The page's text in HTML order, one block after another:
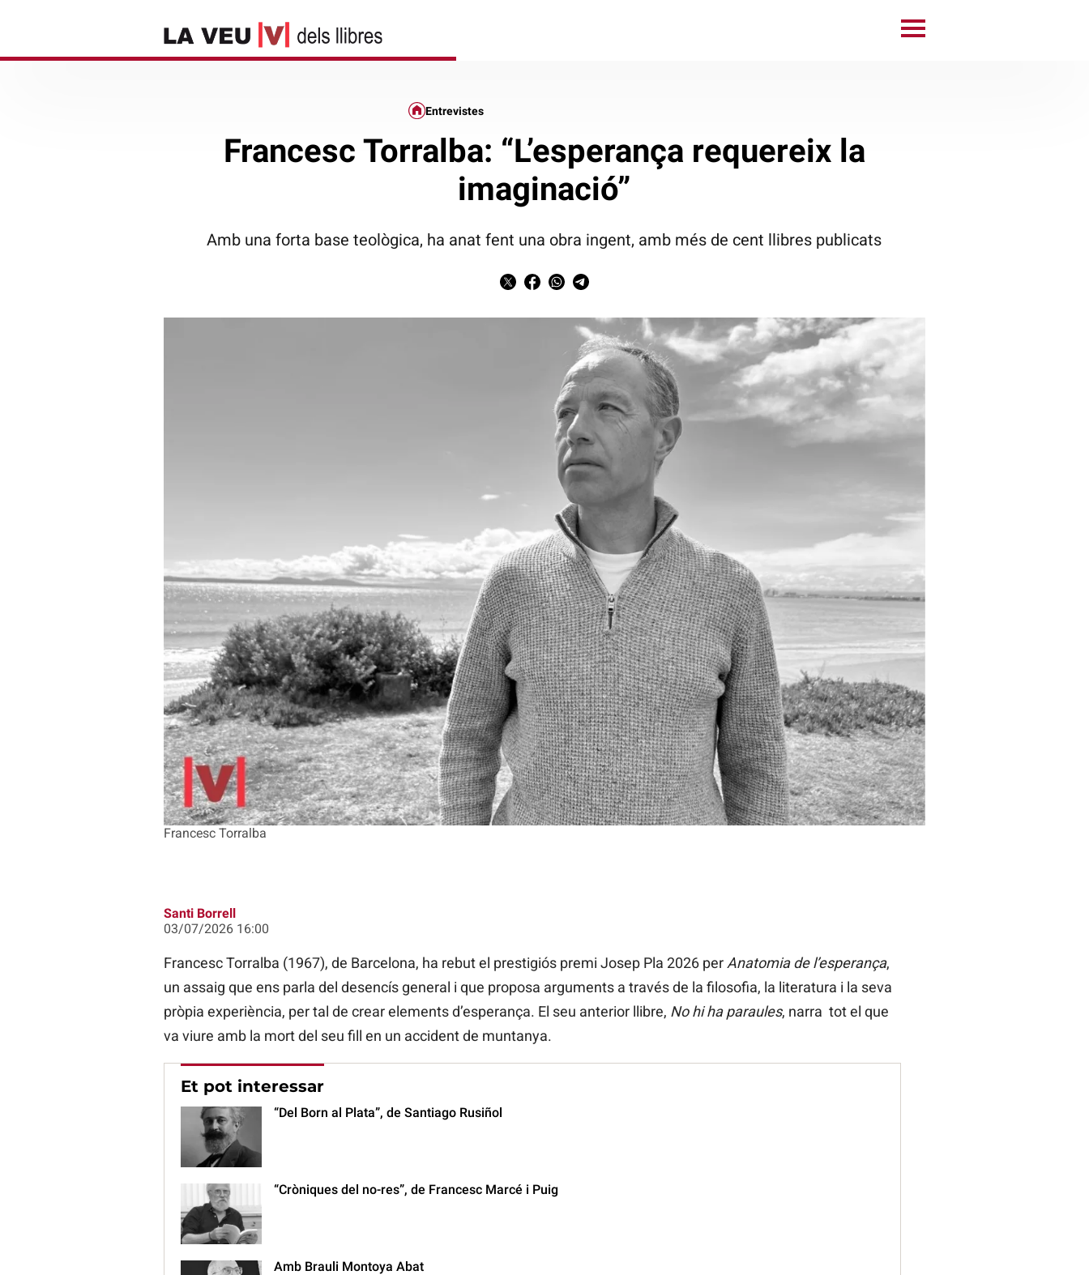
Francesc Torralba
Entrevistes
Francesc Torralba: “L’esperança requereix la
imaginació”
Amb una forta base teològica, ha anat fent una obra ingent, amb més de cent llibres publicats
Santi Borrell
03/07/2026 16:00
Francesc Torralba (1967), de Barcelona, ha rebut el prestigiós premi Josep Pla 2026 per Anatomia de l’esperança,
un assaig que ens parla del desencís general i que proposa arguments a través de la filosofia, la literatura i la seva
pròpia experiència, per tal de crear elements d’esperança. El seu anterior llibre, No hi ha paraules, narra tot el que
va viure amb la mort del seu fill en un accident de muntanya.
Et pot interessar
“Del Born al Plata”, de Santiago Rusiñol
“Cròniques del no-res”, de Francesc Marcé i Puig
Amb Brauli Montoya Abat